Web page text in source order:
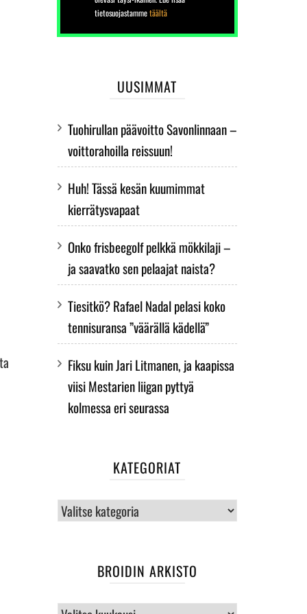
PELAA NYT
tietosuojastammetäältä
UUSIMMAT
Tuohirullan päävoitto Savonlinnaan –
voittorahoilla reissuun!
Huh! Tässä kesän kuumimmat
kierrätysvapaat
Onko frisbeegolf pelkkä mökkilaji –
ja saavatko sen pelaajat naista?
Tiesitkö? Rafael Nadal pelasi koko
tennisuransa ”väärällä kädellä”
Fiksu kuin Jari Litmanen, ja kaapissa
viisi Mestarien liigan pyttyä
kolmessa eri seurassa
KATEGORIAT
Kategoriat
BROIDIN ARKISTO